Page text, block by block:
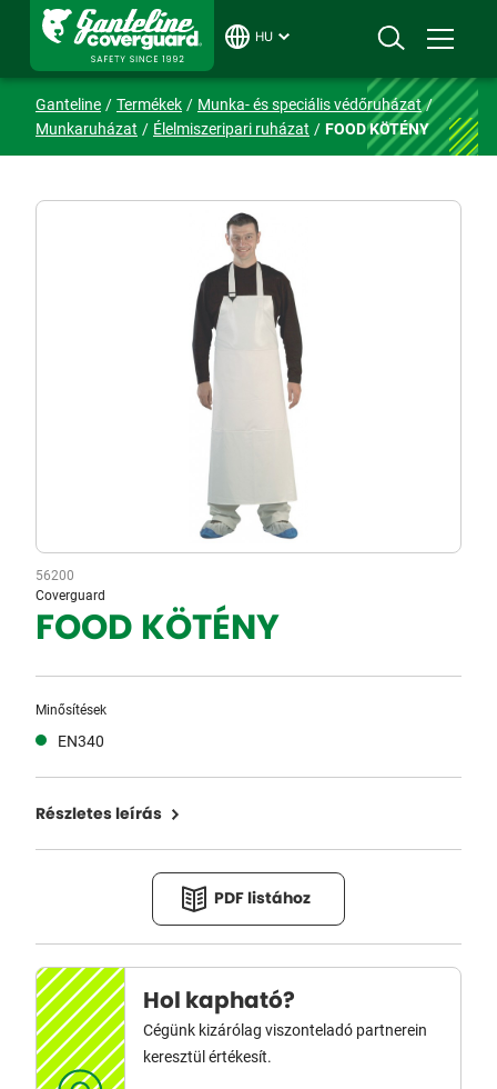
HU
Ganteline Termékek
Munka- és speciális védőruházat
Munkaruházat
Élelmiszeripari ruházat FOOD KÖTÉNY
56200
Coverguard
FOOD KÖTÉNY
Minősítések
EN340
Részletes leírás
PDF listához
Hol kapható?
Cégünk kizárólag viszonteladó partnerein
keresztül értékesít.